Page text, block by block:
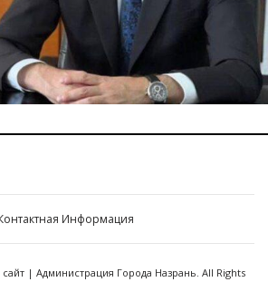
Информация
| Администрация Города Назрань. All Rights